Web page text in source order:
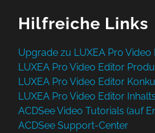
Hilfreiche Links
Upgrade zu LUXEA Pro Video
LUXEA Pro Video Editor
LUXEA Pro Video Editor
LUXEA Pro Video Editor
ACDSee Video Tutorials (auf
ACDSee Support-Center